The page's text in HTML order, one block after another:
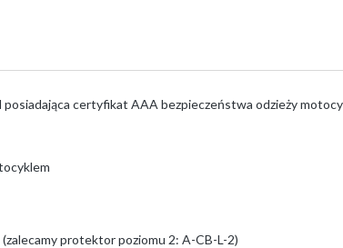
certyfikat AAA bezpieczeństwa odzieży
protektor poziomu 2: A-CB-L-2)